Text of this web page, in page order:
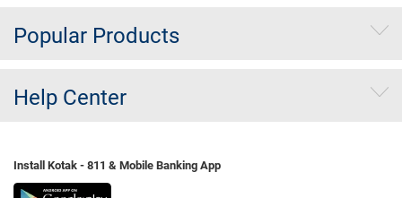
Popular Products
Help Center
Install Kotak - 811 & Mobile Banking App